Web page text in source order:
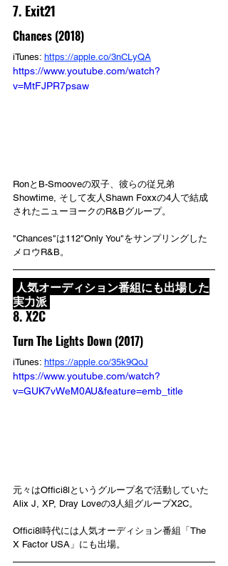
7. Exit21
Chances (2018)
iTunes: https://apple.co/3nCLyQA
https://www.youtube.com/watch?
v=MtFJPR7psaw
RonとB-Smooveの双子、彼らの従兄弟
Showtime, そして友人Shawn Foxxの4人で結成
されたニューヨークのR&Bグループ。
"Chances"は112"Only You"をサンプリングした
メロウR&B。
人気オーディション番組にも出場した
実力派
8. X2C
Turn The Lights Down (2017)
iTunes: https://apple.co/35k9QoJ
https://www.youtube.com/watch?
v=GUK7vWeM0AU&feature=emb_title
元々はOffici8lというグループ名で活動していた
Alix J, XP, Dray Loveの3人組グループX2C。
Offici8l時代には人気オーディション番組「The
X Factor USA」にも出場。